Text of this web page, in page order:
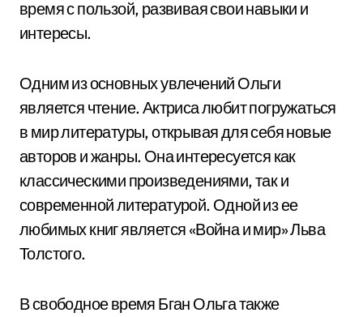
время с пользой, развивая свои навыки и
интересы.
Одним из основных увлечений Ольги
является чтение. Актриса любит погружаться
в мир литературы, открывая для себя новые
авторов и жанры. Она интересуется как
классическими произведениями, так и
современной литературой. Одной из ее
любимых книг является «Война и мир» Льва
Толстого.
В свободное время Бган Ольга также